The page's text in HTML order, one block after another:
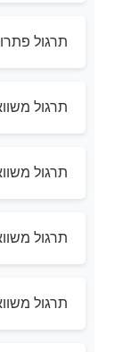
תרגול
תרגול
תרגול
תרגול
תרגול